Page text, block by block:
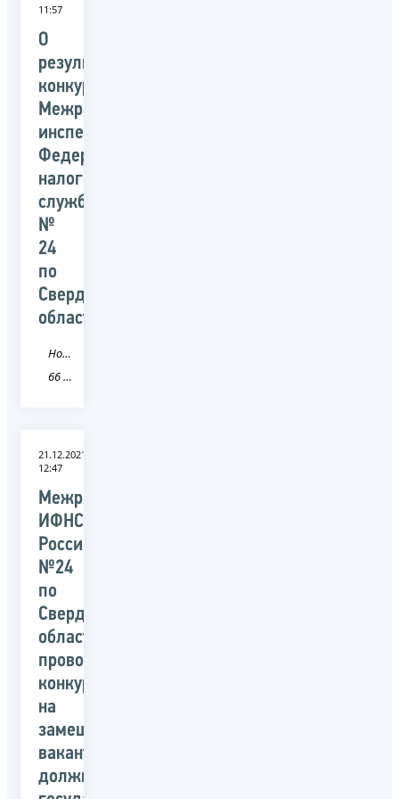
11:57
О
результатах
конкурса
Межрайонной
инспекции
Федеральной
налоговой
службы
№
24
по
Свердловской
области
Новость
66 Свердловская область
21.12.2021
12:47
Межрайонная
ИФНС
России
№24
по
Свердловской
области
проводит
конкурс
на
замещение
вакантных
должностей